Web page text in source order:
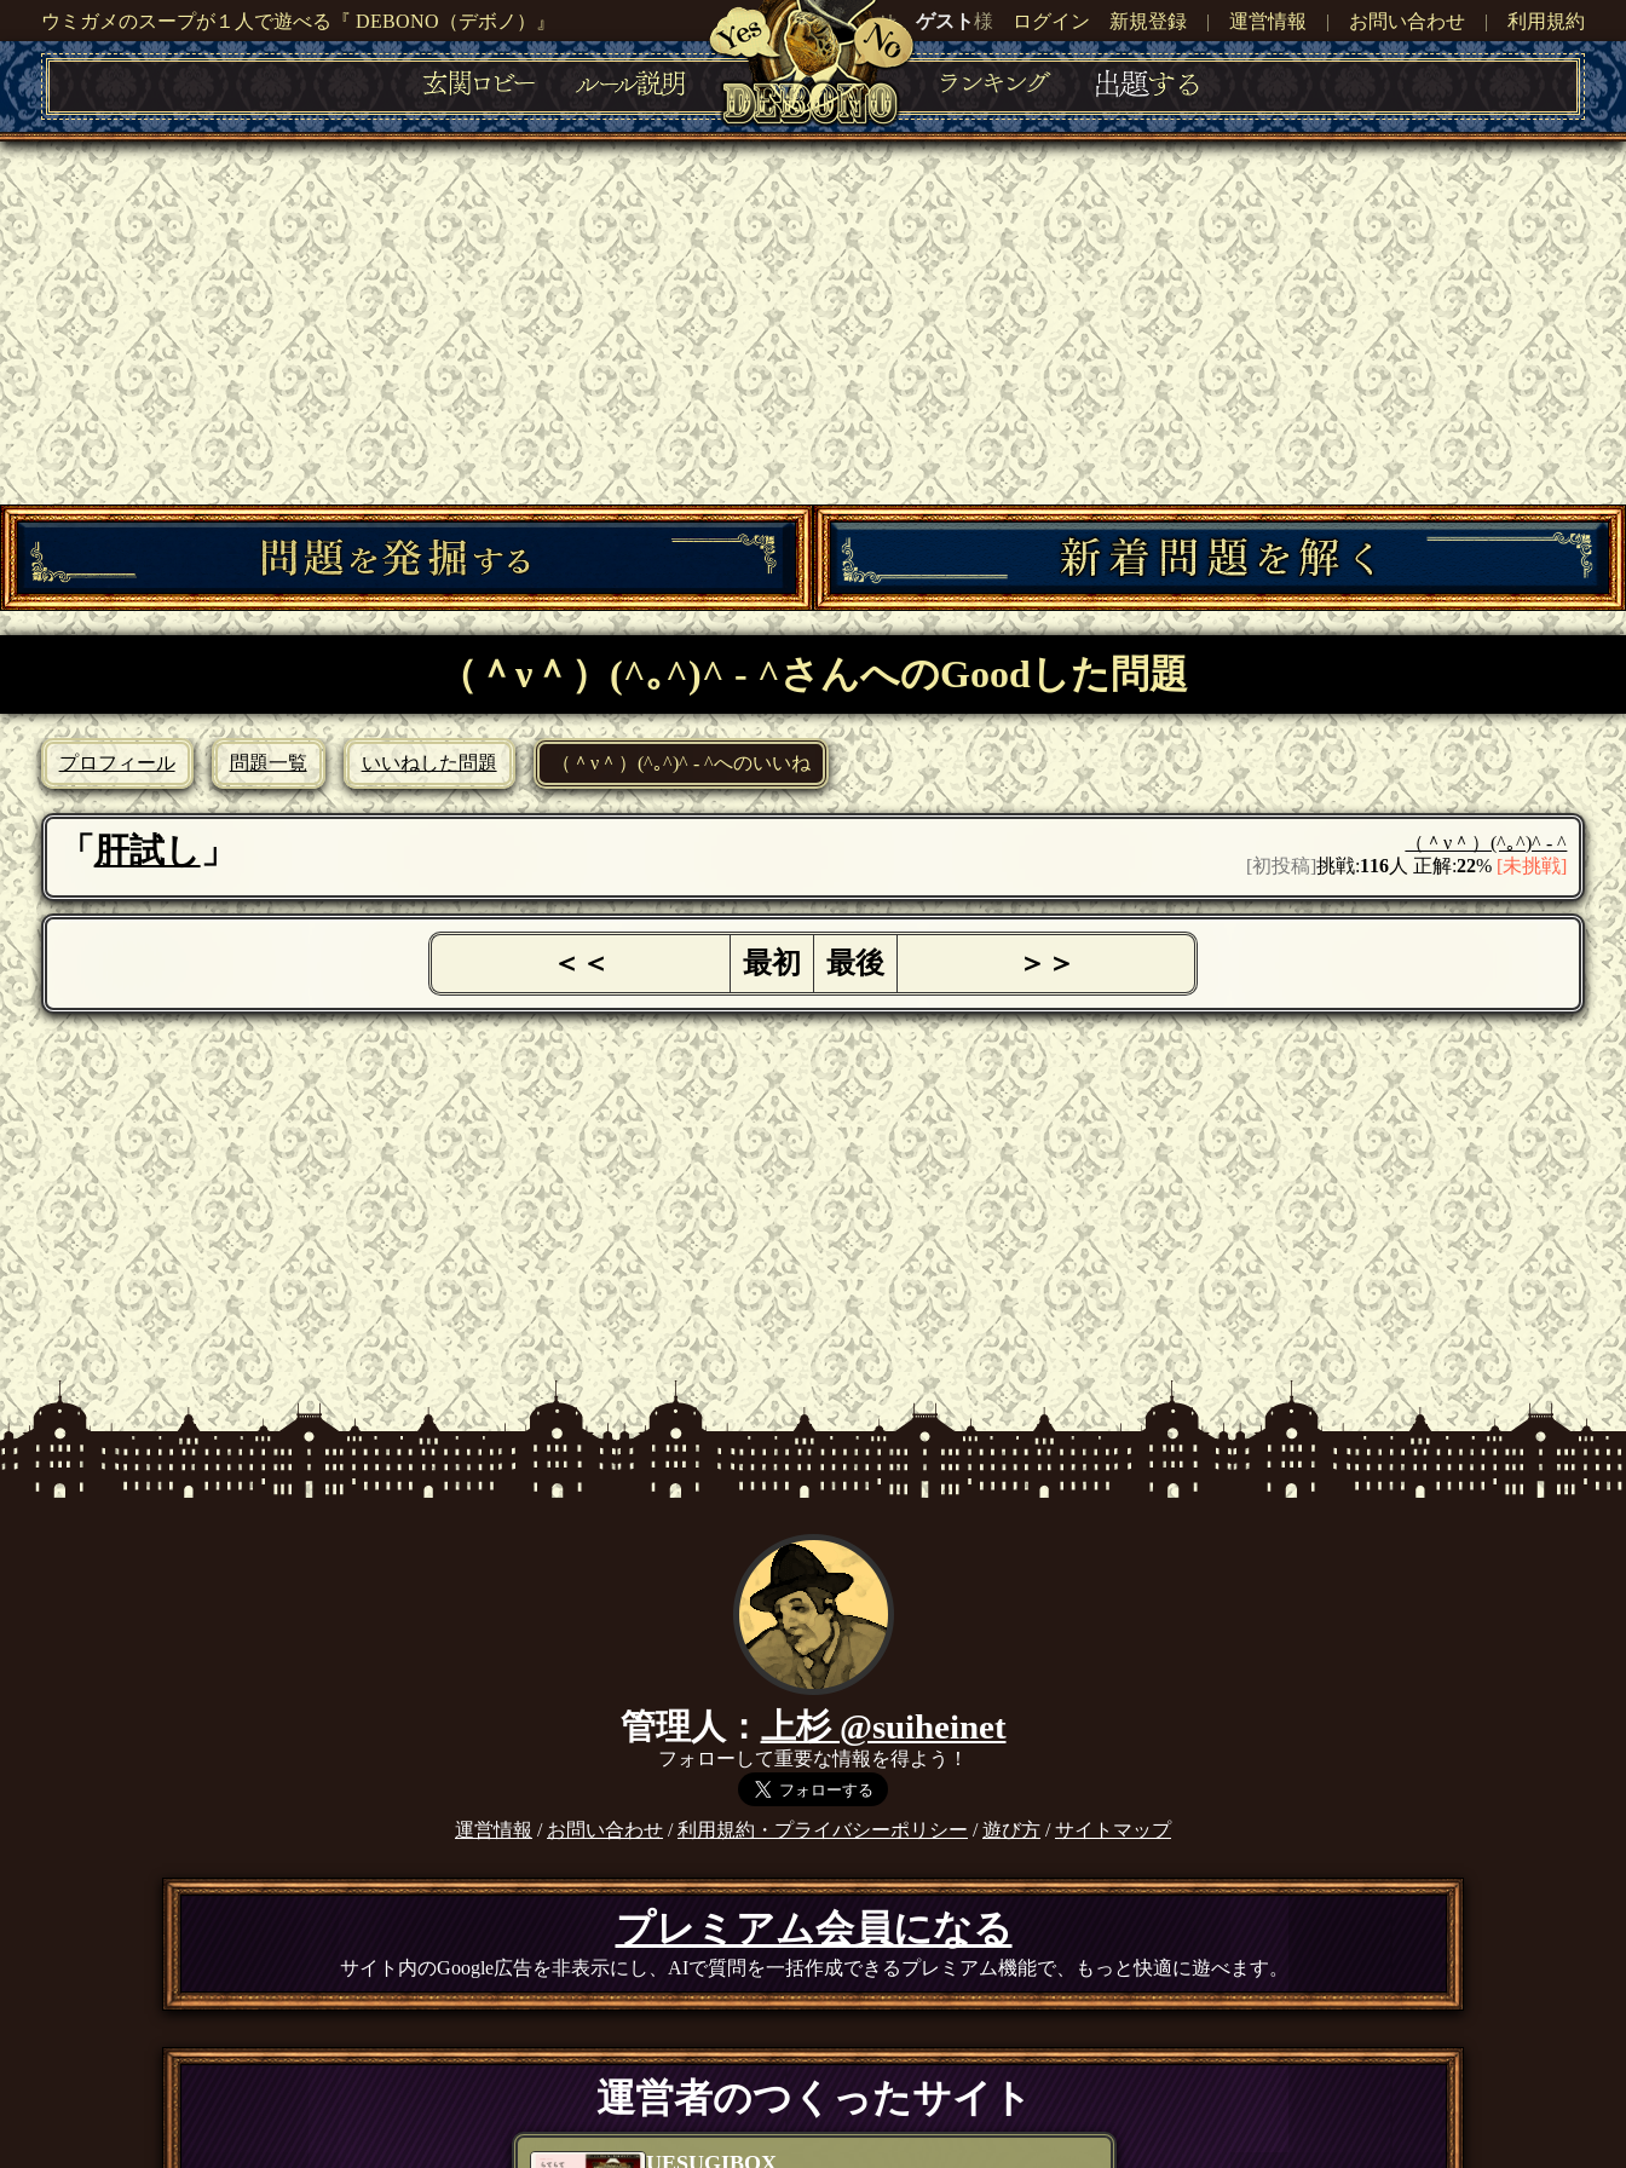
ウミガメのスープが１人で遊べる『 DEBONO（デボノ）』 いらっしゃいませ。ゲスト様 ログイン 新規登録 |運営情報 | お問い合わせ |利用規約
（＾ν＾）(^｡^)^ - ^さんへのGoodした問題
プロフィール 問題一覧 いいねした問題 （＾ν＾）(^｡^)^ - ^へのいいね
「 肝試し 」
（＾ν＾）(^｡^)^ - ^
挑戦:116人 正解:22% [未挑戦]
[初投稿]
＜＜ 最初 最後 ＞＞
管理人： 上杉 @suiheinet
フォローして重要な情報を得よう！
運営情報 / お問い合わせ /利用規約・プライバシーポリシー /遊び方 /サイトマップ
プレミアム会員になる
サイト内のGoogle広告を非表示にし、AIで質問を一括作成できるプレミアム機能で、もっと快適に遊べます。
運営者のつくったサイト